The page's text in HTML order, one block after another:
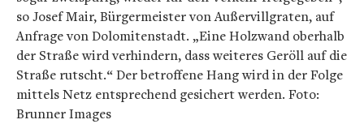
so Josef Mair, Bürgermeister von Außervillgraten, auf
Anfrage von Dolomitenstadt. „Eine Holzwand oberhalb
der Straße wird verhindern, dass weiteres Geröll auf die
Straße rutscht.“ Der betroffene Hang wird in der Folge
mittels Netz entsprechend gesichert werden. Foto:
Brunner Images